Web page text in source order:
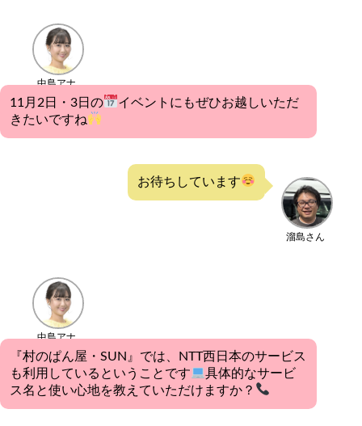
中島アナ
11月2日・3日の
イベントにもぜひお越しいただ
きたいですね
溜島さん
お待ちしています
中島アナ
『村のぱん屋・SUN』では、NTT西日本のサービス
も利用しているということです
具体的なサービ
ス名と使い心地を教えていただけますか？